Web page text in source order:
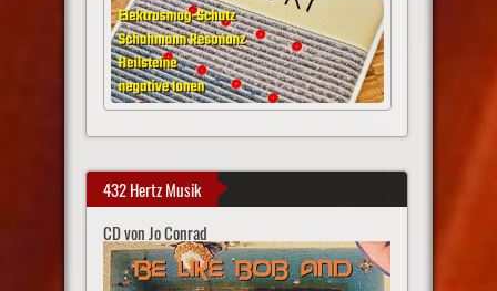
432 Hertz Musik
CD von Jo Conrad